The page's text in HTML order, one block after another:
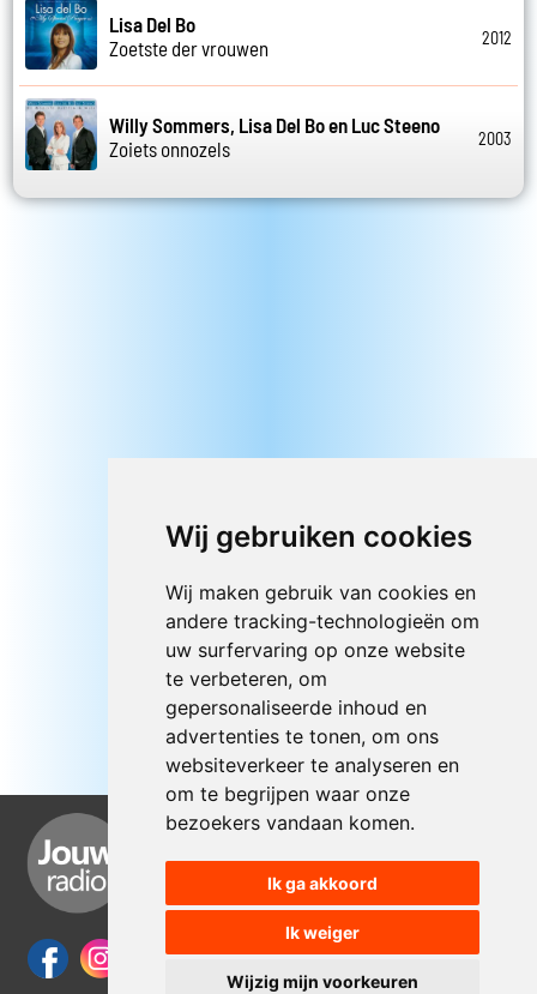
Wij gebruiken cookies
Wij maken gebruik van cookies en
andere tracking-technologieën om
uw surfervaring op onze website
te verbeteren, om
gepersonaliseerde inhoud en
advertenties te tonen, om ons
websiteverkeer te analyseren en
om te begrijpen waar onze
bezoekers vandaan komen.
Ik ga akkoord
Ik weiger
Wijzig mijn voorkeuren
Lisa Del Bo
Zoetste der vrouwen
2012
Willy Sommers, Lisa Del Bo en Luc Steeno
Zoiets onnozels
2003